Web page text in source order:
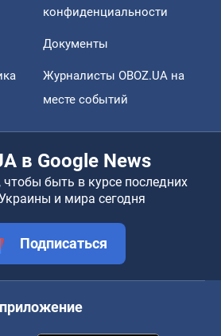
конфиденциальности
Документы
Журналисты OBOZ.UA на
месте событий
в Google News
быть в курсе последних
и мира сегодня
Подписаться